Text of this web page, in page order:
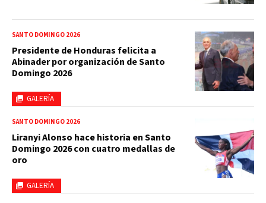
GALERÍA
SANTO DOMINGO 2026
Presidente de Honduras felicita a
Abinader por organización de Santo
Domingo 2026
GALERÍA
SANTO DOMINGO 2026
Liranyi Alonso hace historia en Santo
Domingo 2026 con cuatro medallas de
oro